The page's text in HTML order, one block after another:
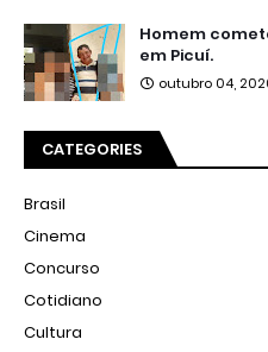
Homem
em Picuí.
outubro 04,
CATEGORIES
Brasil
Cinema
Concurso
Cotidiano
Cultura